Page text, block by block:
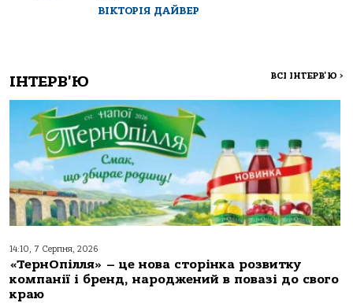
ВІКТОРІЯ ДАЙВЕР
ІНТЕРВ'Ю ВСІ ІНТЕРВ'Ю >
14:10, 7 Серпня, 2026
«ТернОпілля» – це нова сторінка розвитку
компанії і бренд, народжений в повазі до свого
краю